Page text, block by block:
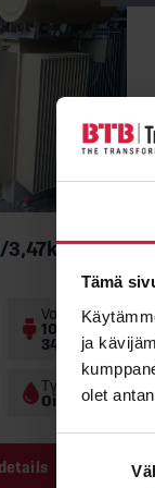
Tämä
ja
olet
Suostumuksen
3,47kV + 50
Voltage
10500 /
3470 kV
Type
Oil